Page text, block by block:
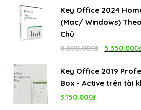
Key Office 2024
(Mac/ Windows)
Chủ
8.000.000₫
Giá
là:
5.350.000
Key Office 2019
Box - Active trên tài
3.150.000₫